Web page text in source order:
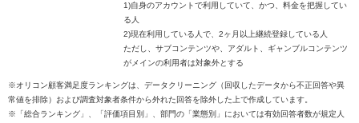
1)自身のアカウントで利用していて、かつ、料金を把握してい
る人
2)現在利用している人で、2ヶ月以上継続登録している人
ただし、サブコンテンツや、アダルト、ギャンブルコンテンツ
がメインの利用者は対象外とする
※オリコン顧客満足度ランキングは、データクリーニング（回収したデータから不正回答や異
常値を排除）および調査対象者条件から外れた回答を除外した上で作成しています。
※「総合ランキング」、「評価項目別」、部門の「業態別」においては有効回答者数が規定人